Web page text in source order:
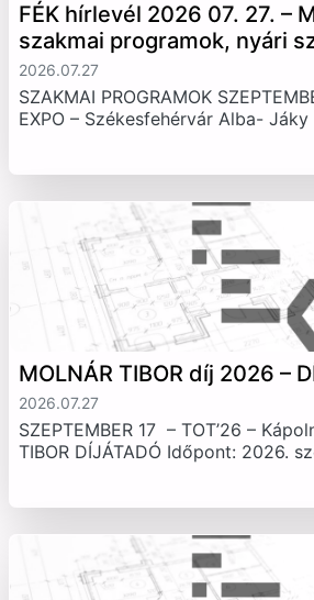
FÉK hírlevél 2026 07. 27. –
szakmai programok, nyári
2026.07.27
SZAKMAI PROGRAMOK
EXPO – Székesfehérvár Alba-
MOLNÁR TIBOR díj 2026 –
2026.07.27
SZEPTEMBER 17 – TOT’26 –
TIBOR DÍJÁTADÓ Időpont: 2026.